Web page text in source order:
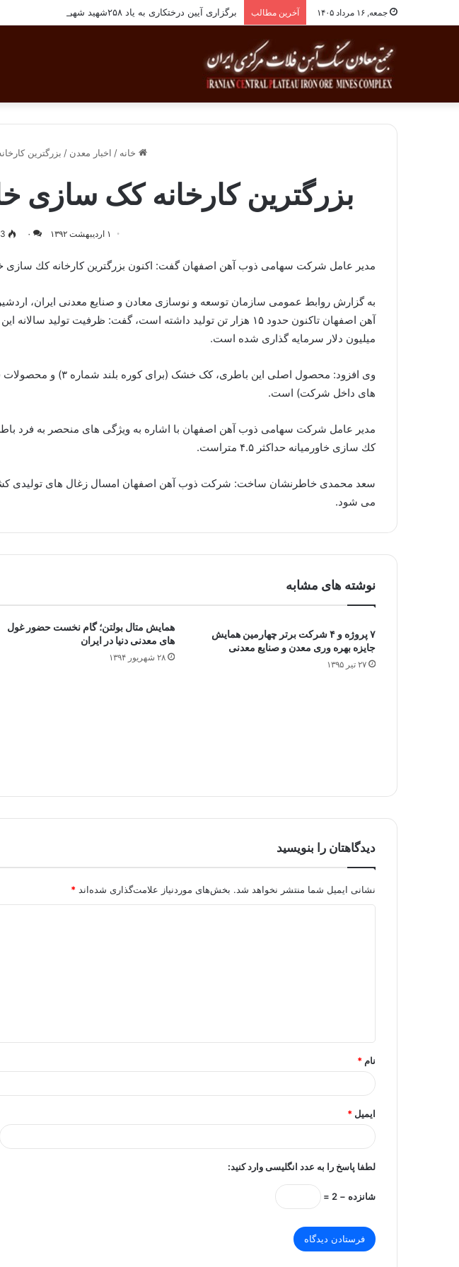
جمعه, ۱۶ مرداد ۱۴۰۵ آخرین مطالب برگزاری آیین درختکاری به یاد ۲۵۸شهید شهرستان بافق
خانه / اخبار معدن / بزرگترین
بزرگترین کارخانه کک سازی
۱ اردیبهشت ۱۳۹۲ ۰
مدیر عامل شركت سهامی ذوب آهن اصفهان گفت: اكنون بزرگترین كارخانه كك سازی
میلیون دلار سرمایه گذاری شده است.
وی افزود: محصول
های داخل شرکت) است.
كك سازی خاورمیانه حداكثر ۴.۵ متراست.
سعد محمدی خاطرنشان ساخت: شركت ذوب آهن اصفهان امسال زغال های تولیدی كشور
می شود.
نوشته های مشابه
۷ پروژه و ۴ شرکت برتر چهارمین همایش
جایزه بهره وری معدن و صنایع معدنی
۲۷ تیر ۱۳۹۵
همایش متال بولتن؛ گام نخست حضور غول
های معدنی دنیا در ایران
۲۸ شهریور ۱۳۹۴
دیدگاهتان را بنویسید
نشانی ایمیل شما منتشر نخواهد شد. بخش‌های موردنیاز علامت‌گذاری شده‌اند *
*
نام *
ایمیل *
لطفا پاسخ را به عدد انگلیسی وارد کنید:
شانزده − 2 =